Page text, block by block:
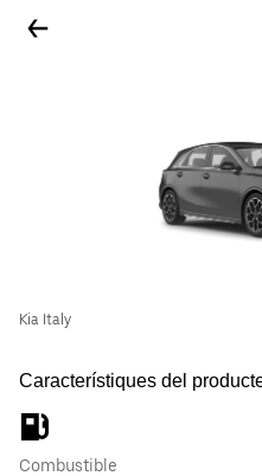
Kia Italy
Característiques del
Combustible